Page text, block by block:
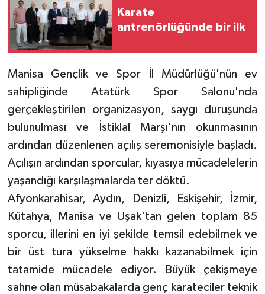
Karate
antrenörlüğünde bir ilk
Manisa Gençlik ve Spor İl Müdürlüğü'nün ev
sahipliğinde Atatürk Spor Salonu'nda
gerçekleştirilen organizasyon, saygı duruşunda
bulunulması ve İstiklal Marşı'nın okunmasının
ardından düzenlenen açılış seremonisiyle başladı.
Açılışın ardından sporcular, kıyasıya mücadelelerin
yaşandığı karşılaşmalarda ter döktü.
Afyonkarahisar, Aydın, Denizli, Eskişehir, İzmir,
Kütahya, Manisa ve Uşak'tan gelen toplam 85
sporcu, illerini en iyi şekilde temsil edebilmek ve
bir üst tura yükselme hakkı kazanabilmek için
tatamide mücadele ediyor. Büyük çekişmeye
sahne olan müsabakalarda genç karateciler teknik